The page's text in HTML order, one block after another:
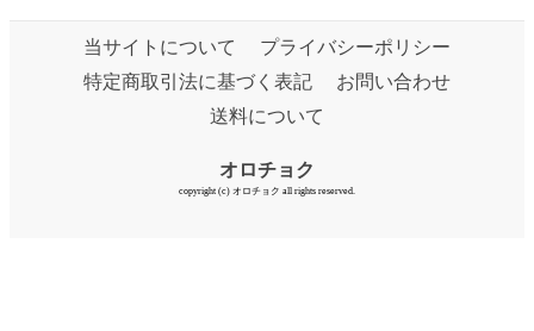
当サイトについて
プライバシーポリシー
特定商取引法に基づく表記
お問い合わせ
送料について
オロチョク
copyright (c) オロチョク all rights reserved.